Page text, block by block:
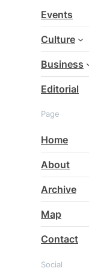
h
Events
Culture
Business
Editorial
Page
Home
About
Archive
Map
Contact
Social